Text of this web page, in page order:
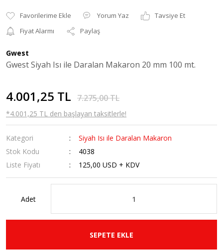
Yorum Yaz
Tavsiye Et
Fiyat Alarmı
Paylaş
Gwest
Gwest Siyah Isı ile Daralan Makaron 20 mm 100 mt.
4.001,25 TL 7.275,00 TL
*4.001,25 TL den başlayan taksitlerle!
Kategori
Siyah Isı ile Daralan Makaron
Stok Kodu
4038
Liste Fiyatı
125,00 USD + KDV
Adet
SEPETE EKLE